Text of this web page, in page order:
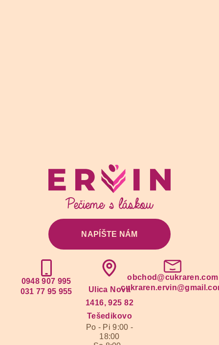
NAPÍŠTE NÁM
0948 907 995
031 77 95 955
Ulica Nová
1416, 925 82
Tešedikovo
Po - Pi 9:00 -
18:00
obchod@cukraren.com